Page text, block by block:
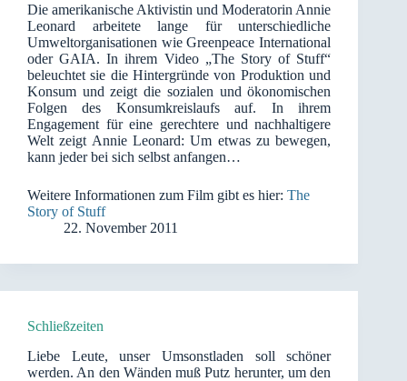
Die amerikanische Aktivistin und Moderatorin Annie
Leonard arbeitete lange für unterschiedliche
Umweltorganisationen wie Greenpeace International
oder GAIA. In ihrem Video „The Story of Stuff“
beleuchtet sie die Hintergründe von Produktion und
Konsum und zeigt die sozialen und ökonomischen
Folgen des Konsumkreislaufs auf. In ihrem
Engagement für eine gerechtere und nachhaltigere
Welt zeigt Annie Leonard: Um etwas zu bewegen,
kann jeder bei sich selbst anfangen…
Weitere Informationen zum Film gibt es hier: The
Story of Stuff
22. November 2011
Schließzeiten
Liebe Leute, unser Umsonstladen soll schöner
werden. An den Wänden muß Putz herunter, um den